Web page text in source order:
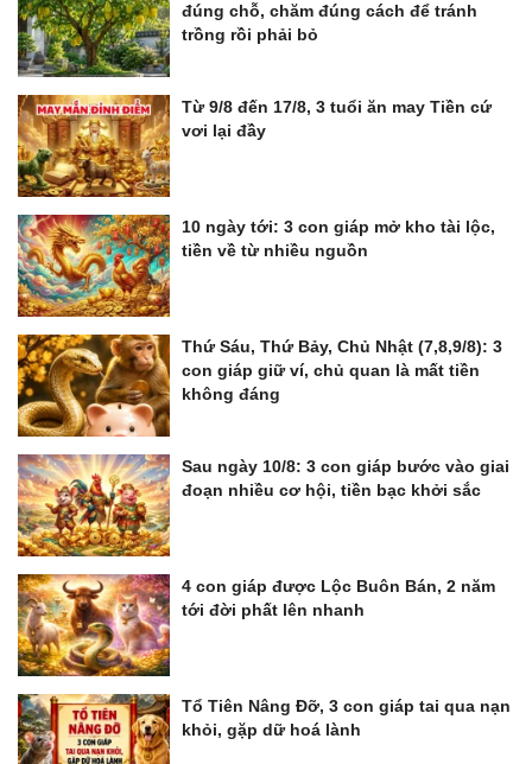
đúng chỗ, chăm đúng cách để tránh
trồng rồi phải bỏ
Từ 9/8 đến 17/8, 3 tuổi ăn may Tiền cứ
vơi lại đầy
10 ngày tới: 3 con giáp mở kho tài lộc,
tiền về từ nhiều nguồn
Thứ Sáu, Thứ Bảy, Chủ Nhật (7,8,9/8): 3
con giáp giữ ví, chủ quan là mất tiền
không đáng
Sau ngày 10/8: 3 con giáp bước vào giai
đoạn nhiều cơ hội, tiền bạc khởi sắc
4 con giáp được Lộc Buôn Bán, 2 năm
tới đời phất lên nhanh
Tổ Tiên Nâng Đỡ, 3 con giáp tai qua nạn
khỏi, gặp dữ hoá lành